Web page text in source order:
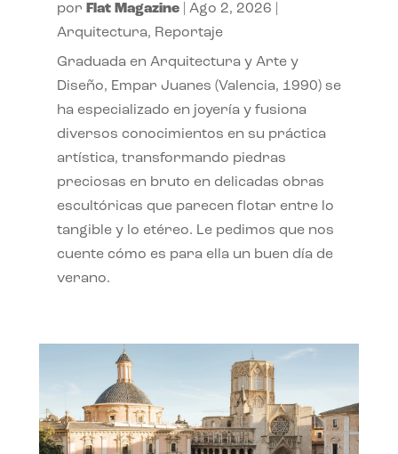
por Flat Magazine| Ago 2, 2026
Arquitectura, Reportaje
Graduada en Arquitectura y Arte y
Diseño, Empar Juanes (Valencia, 1990) se
ha especializado en joyería y fusiona
diversos conocimientos en su práctica
artística, transformando piedras
preciosas en bruto en delicadas obras
escultóricas que parecen flotar entre lo
tangible y lo etéreo. Le pedimos que nos
cuente cómo es para ella un buen día de
verano.